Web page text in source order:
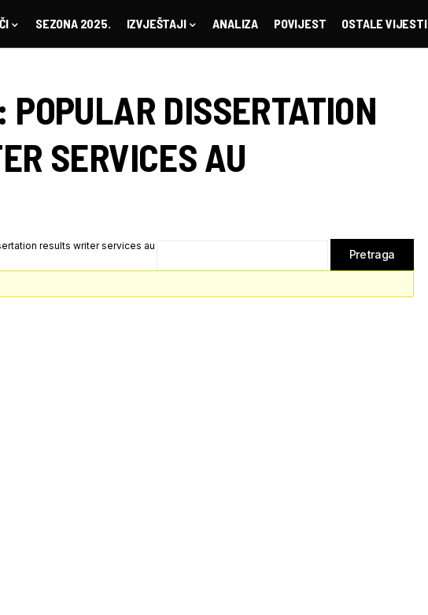
SEZONA 2025. IZVJEŠTAJI ANALIZA POVIJEST OSTALE VIJESTI
POPULAR DISSERTATION
SERVICES AU
results writer services au